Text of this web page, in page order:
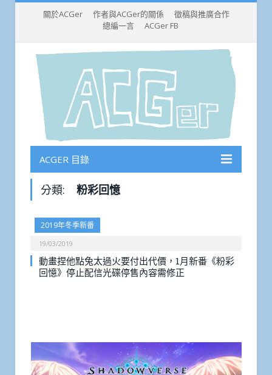
關於ACGer 作者與ACGer的關係
徵稿與推廣合作
總編一言
ACGer FB
ACGER 目錄
分類: 粉彩回憶
2019年冬季新番
19/03/2019
動畫捏他點兔太過火要付出代價，1月新番《粉彩
回憶》停止配信光碟停售內容需修正